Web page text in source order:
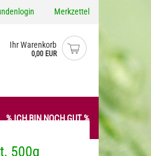
Merkzettel
Ihr Warenkorb
0,00 EUR
% ICH BIN NOCH GUT %
500g